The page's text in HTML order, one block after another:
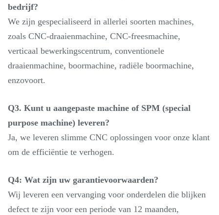
bedrijf?
We zijn gespecialiseerd in allerlei soorten machines,
zoals CNC-draaienmachine, CNC-freesmachine,
verticaal bewerkingscentrum, conventionele
draaienmachine, boormachine, radiële boormachine,
enzovoort.
Q3. Kunt u aangepaste machine of SPM (special
purpose machine) leveren?
Ja, we leveren slimme CNC oplossingen voor onze klant
om de efficiëntie te verhogen.
Q4: Wat zijn uw garantievoorwaarden?
Wij leveren een vervanging voor onderdelen die blijken
defect te zijn voor een periode van 12 maanden,